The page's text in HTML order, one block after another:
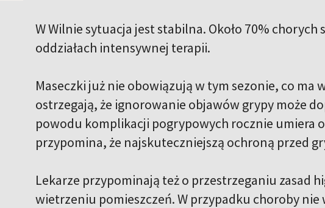
W Wilnie sytuacja jest stabilna. Około 70%
oddziałach intensywnej terapii.
Maseczki już nie obowiązują w tym sezonie, co ma
ostrzegają, że ignorowanie objawów grypy może
powodu komplikacji pogrypowych rocznie umiera
przypomina, że najskuteczniejszą ochroną przed
Lekarze przypominają też o przestrzeganiu zasad
wietrzeniu pomieszczeń. W przypadku choroby